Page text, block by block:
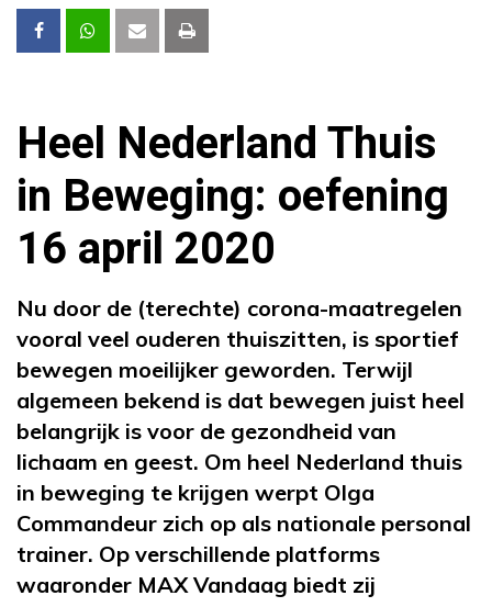
Heel Nederland Thuis
in Beweging: oefening
16 april 2020
Nu door de (terechte) corona-maatregelen
vooral veel ouderen thuiszitten, is sportief
bewegen moeilijker geworden. Terwijl
algemeen bekend is dat bewegen juist heel
belangrijk is voor de gezondheid van
lichaam en geest. Om heel Nederland thuis
in beweging te krijgen werpt Olga
Commandeur zich op als nationale personal
trainer. Op verschillende platforms
waaronder MAX Vandaag biedt zij